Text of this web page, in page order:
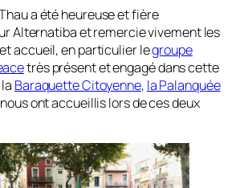
a été heureuse et fière
Alternatiba et remercie vivement les
accueil, en particulier legroupe
très présent et engagé dans cette
Baraquette Citoyenne, la Palanquée
ont accueillis lors de ces deux